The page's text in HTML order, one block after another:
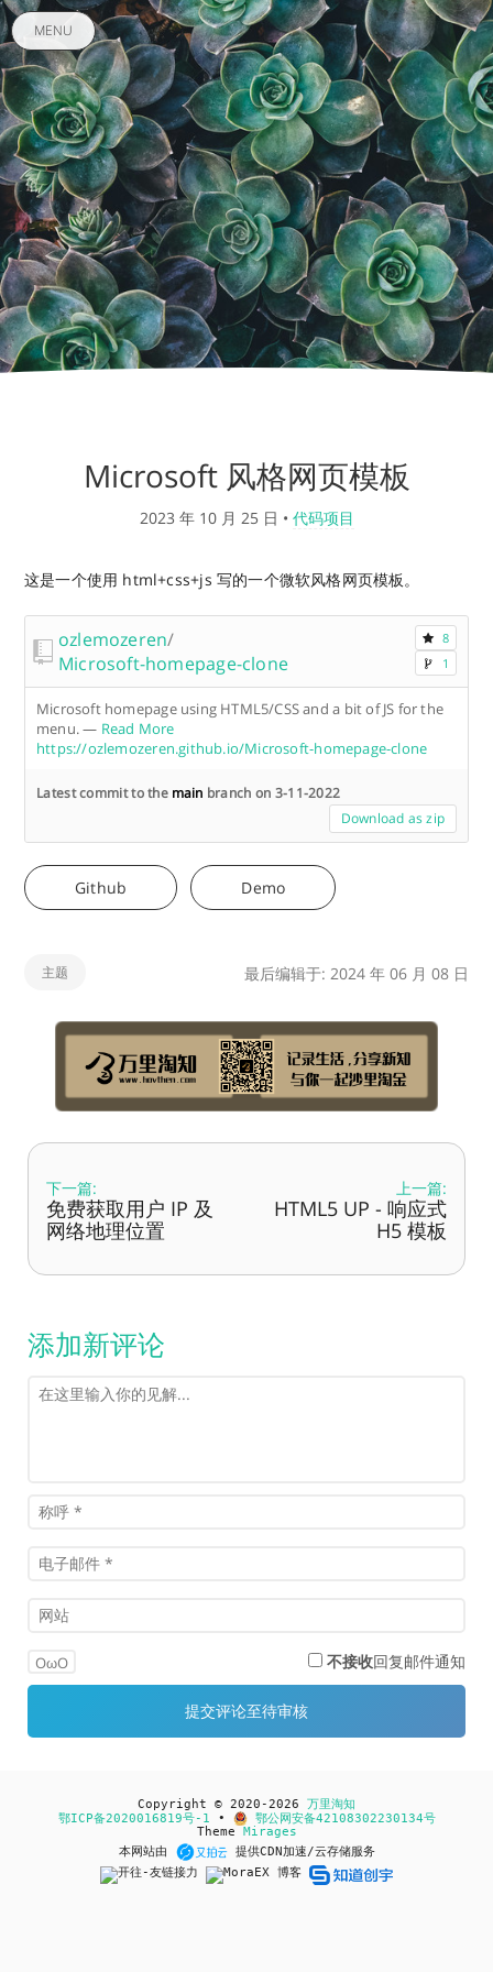
MENU
Microsoft 风格网页模板
2023 年 10 月 25 日 • 代码项目
这是一个使用 html+css+js 写的一个微软风格网页模板。
ozlemozeren/
Microsoft-homepage-clone
8
1
Microsoft homepage using HTML5/CSS and a bit of JS for the
menu.— Read More
https://ozlemozeren.github.io/Microsoft-homepage-clone
Latest commit to the main branch on 3-11-2022
Download as zip
Github Demo
主题 最后编辑于: 2024 年 06 月 08 日
下一篇:
免费获取用户 IP 及
网络地理位置
上一篇:
HTML5 UP - 响应式
H5 模板
添加新评论
OωO 不接收回复邮件通知
Copyright © 2020-2026 万里淘知
鄂ICP备2020016819号-1 •
鄂公网安备42108302230134号
Theme Mirages
本网站由
提供CDN加速/云存储服务